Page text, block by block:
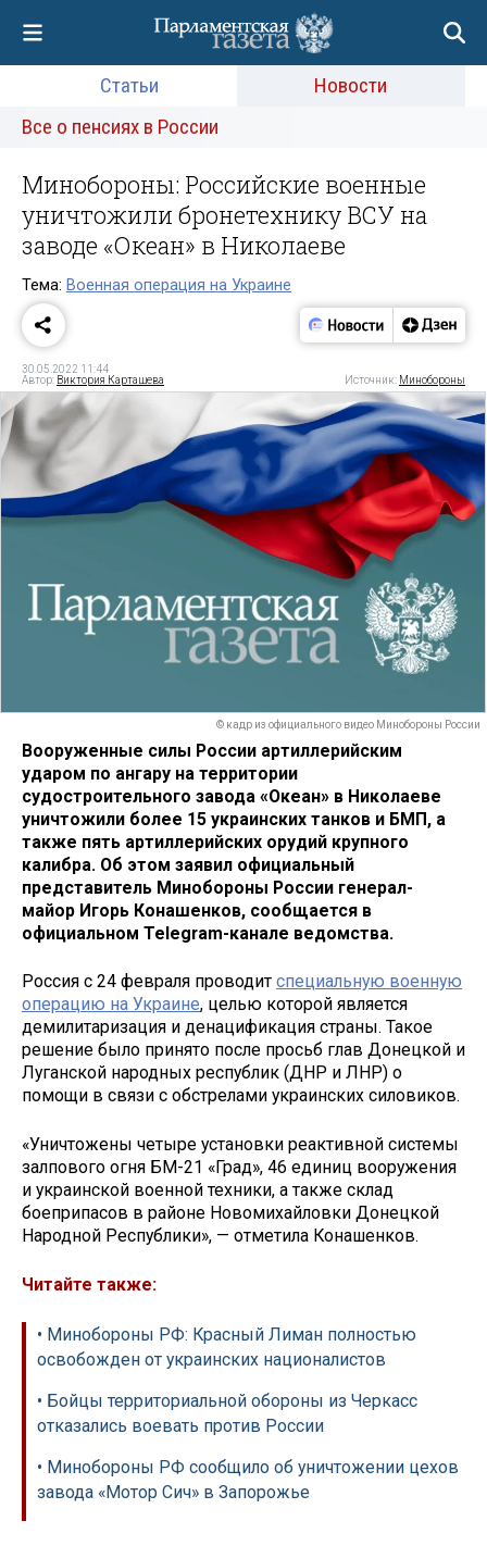
Статьи
Новости
Все о пенсиях в России
Минобороны: Российские военные
уничтожили бронетехнику ВСУ на
заводе «Океан» в Николаеве
Тема: Военная операция на Украине
30.05.2022 11:44
Автор: Виктория Карташева Источник: Минобороны
© кадр из официального видео Минобороны России
Вооруженные силы России артиллерийским
ударом по ангару на территории
судостроительного завода «Океан» в Николаеве
уничтожили более 15 украинских танков и БМП, а
также пять артиллерийских орудий крупного
калибра. Об этом заявил официальный
представитель Минобороны России генерал-
майор Игорь Конашенков, сообщается в
официальном Telegram-канале ведомства.
Россия с 24 февраля проводит специальную военную
операцию на Украине, целью которой является
демилитаризация и денацификация страны. Такое
решение было принято после просьб глав Донецкой и
Луганской народных республик (ДНР и ЛНР) о
помощи в связи с обстрелами украинских силовиков.
«Уничтожены четыре установки реактивной системы
залпового огня БМ-21 «Град», 46 единиц вооружения
и украинской военной техники, а также склад
боеприпасов в районе Новомихайловки Донецкой
Народной Республики», — отметила Конашенков.
Читайте также:
• Минобороны РФ: Красный Лиман полностью
освобожден от украинских националистов
• Бойцы территориальной обороны из Черкасс
отказались воевать против России
• Минобороны РФ сообщило об уничтожении цехов
завода «Мотор Сич» в Запорожье